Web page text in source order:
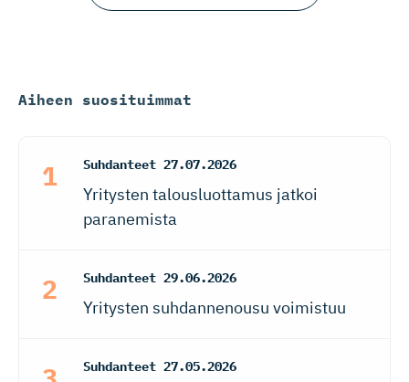
Aiheen suosituimmat
Suhdanteet 27.07.2026
Yritysten talousluottamus jatkoi
paranemista
Suhdanteet 29.06.2026
Yritysten suhdannenousu voimistuu
Suhdanteet 27.05.2026